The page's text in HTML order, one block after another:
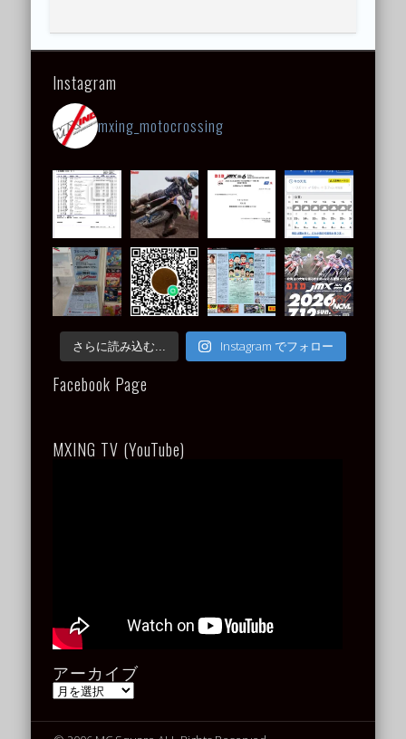
Instagram
mxing_motocrossing
さらに読み込む... Instagram でフォロー
Facebook Page
MXING TV (YouTube)
アーカイブ
ア
ー